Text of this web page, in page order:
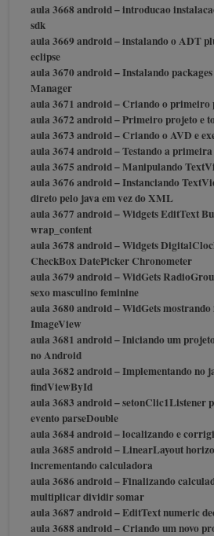
aula 3668 android – introducao
sdk
aula 3669 android – instalando o ADT
eclipse
aula 3670 android – Instalando
Manager
aula 3671 android – Criando o primeiro
aula 3672 android – Primeiro projeto e
aula 3673 android – Criando o AVD e
aula 3674 android – Testando a
aula 3675 android – Manipulando
aula 3676 android – Instanciando
direto pelo java em vez do XML
aula 3677 android – Widgets EditText
wrap_content
aula 3678 android – Widgets
CheckBox DatePicker Chronometer
aula 3679 android – WidGets
sexo masculino feminine
aula 3680 android – WidGets mostrando
ImageView
aula 3681 android – Iniciando um
no Android
aula 3682 android – Implementando no
findViewById
aula 3683 android – setonClic1Listener
evento parseDouble
aula 3684 android – localizando e
aula 3685 android – LinearLayout
incrementando calculadora
aula 3686 android – Finalizando
multiplicar dividir somar
aula 3687 android – EditText numeric
aula 3688 android – Criando um novo